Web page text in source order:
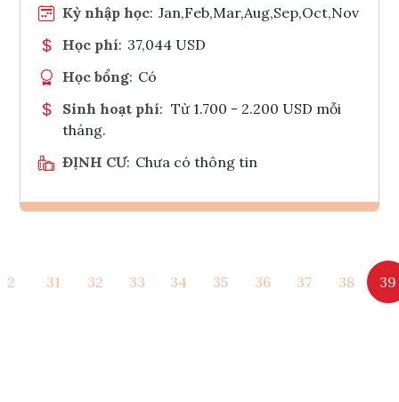
Kỳ nhập học: Jan,Feb,Mar,Aug,Sep,Oct,Nov
Học phí: 37,044 USD
Học bổng: Có
Sinh hoạt phí: Từ 1.700 - 2.200 USD mỗi
tháng.
ĐỊNH CƯ: Chưa có thông tin
Tham vấn Interlink
2 31 32 33 34 35 36 37 38 39